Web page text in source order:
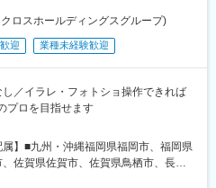
ロスホールディングスグループ)
迎 業種未経験歓迎
し／イラレ・フォトショ操作できれば
プロを目指せます
属】■九州・沖縄福岡県福岡市、福岡県
佐賀県佐賀市、佐賀県鳥栖市、長崎
世保市、熊本県熊本市、熊本県球磨